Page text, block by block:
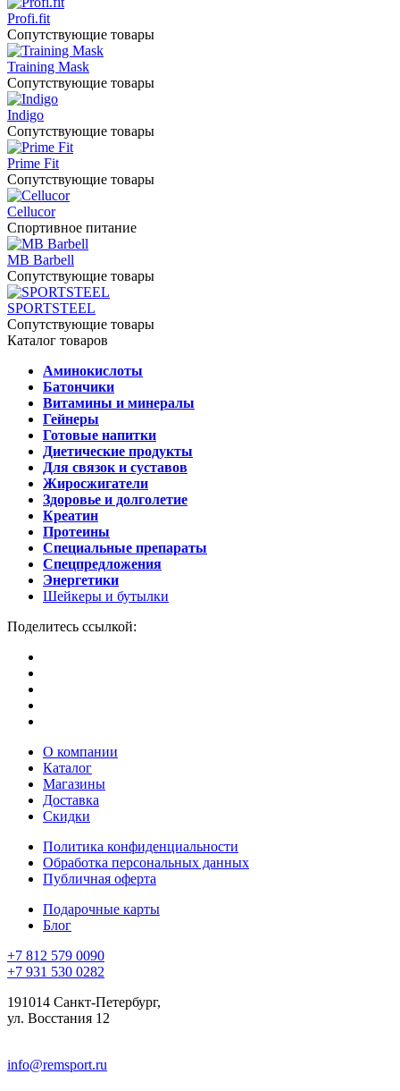
Profi.fit
Сопутствующие товары
Training Mask
Сопутствующие товары
Indigo
Сопутствующие товары
Prime Fit
Сопутствующие товары
Cellucor
Спортивное питание
MB Barbell
Сопутствующие товары
SPORTSTEEL
Сопутствующие товары
Каталог товаров
Аминокислоты
Батончики
Витамины и минералы
Гейнеры
Готовые напитки
Диетические продукты
Для связок и суставов
Жиросжигатели
Здоровье и долголетие
Креатин
Протеины
Специальные препараты
Спецпредложения
Энергетики
Шейкеры и бутылки
Поделитесь ссылкой:
О компании
Каталог
Магазины
Доставка
Скидки
Политика конфиденциальности
Обработка персональных данных
Публичная оферта
Подарочные карты
Блог
+7 812 579 0090
+7 931 530 0282
191014 Санкт-Петербург,
ул. Восстания 12
info@remsport.ru